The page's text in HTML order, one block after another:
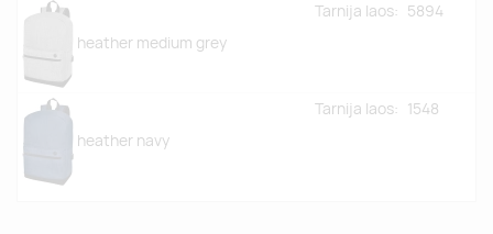
heather medium grey
Tarnija laos: 5894
heather navy
Tarnija laos: 1548